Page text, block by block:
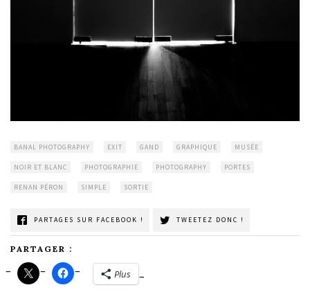
BANAL PHOTOGRAPHY EXIT GAND GRAPHIQUE MUSÉE
NOIR ET BLANC PHOTOGRAPHIE PHOTOGRAPHY PORTES
RENAN PÉRON SIMPLE SORTIE
PARTAGES SUR FACEBOOK ! TWEETEZ DONC !
PARTAGER :
Plus